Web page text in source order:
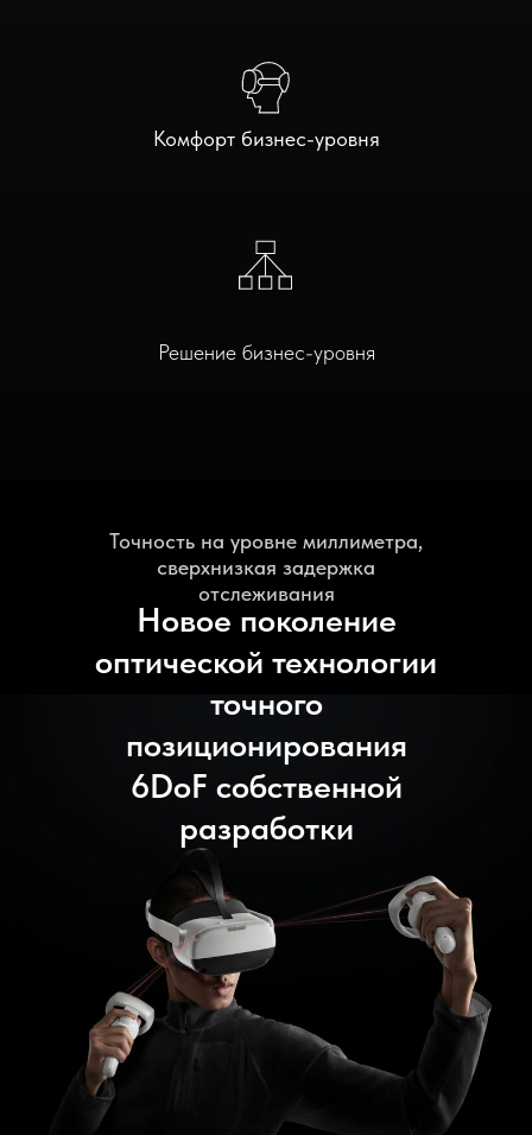
Комфорт бизнес-уровня
Решение бизнес-уровня
Новое поколение
оптической технологии
точного
позиционирования
6DoF собственной
разработки
Точность на уровне миллиметра,
сверхнизкая задержка
отслеживания